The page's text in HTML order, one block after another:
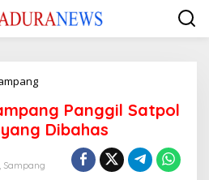
Komisi
DPRD
Sampang
Panggil
PP-
Panggil Satpol
yang Dibahas
, Sampang